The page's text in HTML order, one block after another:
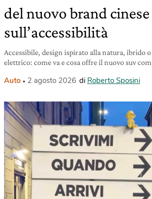
del nuovo brand
sull’accessibilità
Accessibile, design ispirato alla natura, ibrido
elettrico: come va e cosa offre il nuovo suv
Auto 2 agosto 2026 di Roberto Sposini